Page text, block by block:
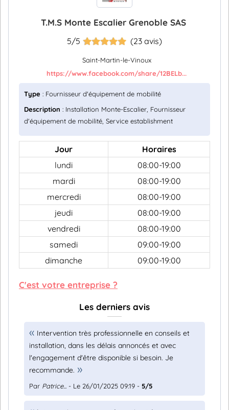
T.M.S Monte Escalier Grenoble SAS
5/5 (23 avis)
Saint-Martin-le-Vinoux
https://www.facebook.com/share/12BELb...
Type : Fournisseur d'équipement de mobilité
Description : Installation Monte-Escalier, Fournisseur
d'équipement de mobilité, Service establishment
Jour
Horaires
lundi
08:00-19:00
mardi
08:00-19:00
mercredi
08:00-19:00
jeudi
08:00-19:00
vendredi
08:00-19:00
samedi
09:00-19:00
dimanche
09:00-19:00
C'est votre entreprise ?
Les derniers avis
Intervention très professionnelle en conseils et
installation, dans les délais annoncés et avec
l'engagement d'être disponible si besoin. Je
recommande.
Par Patrice... - Le 26/01/2025 09:19 - 5/5